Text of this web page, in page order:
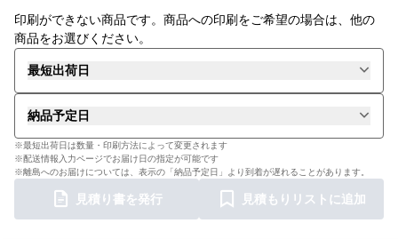
印刷ができない商品です。商品への印刷をご希望の場合は、他の
商品をお選びください。
最短出荷日
納品予定日
※最短出荷日は数量・印刷方法によって変更されます
※配送情報入力ページでお届け日の指定が可能です
※離島へのお届けについては、表示の「納品予定日」より到着が遅れることがあります。
見積り書を発行 見積もりリストに追加